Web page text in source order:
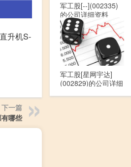
升机S-
下一篇
哪些
军工股[--](002335)
的公司详细资料
军工股[星网宇达]
(002829)的公司详细